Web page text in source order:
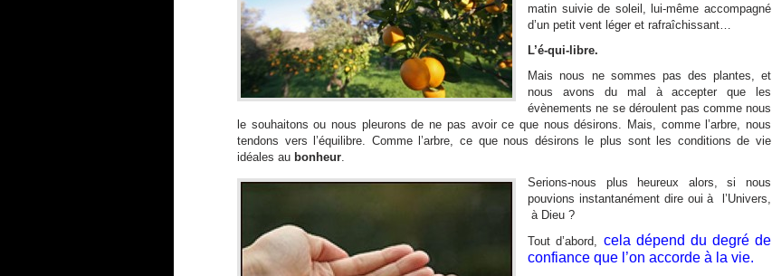
matin suivie de soleil, lui-même accompagné
d’un petit vent léger et rafraîchissant…
L’é-qui-libre.
Mais nous ne sommes pas des plantes, et
nous avons du mal à accepter que les
évènements ne se déroulent pas comme nous
le souhaitons ou nous pleurons de ne pas avoir ce que nous désirons. Mais, comme l’arbre, nous
tendons vers l’équilibre. Comme l’arbre, ce que nous désirons le plus sont les conditions de vie
idéales au bonheur.
Serions-nous plus heureux alors, si nous
pouvions instantanément dire oui à l’Univers,
à Dieu ?
Tout d’abord, cela dépend du degré de
confiance que l’on accorde à la vie.